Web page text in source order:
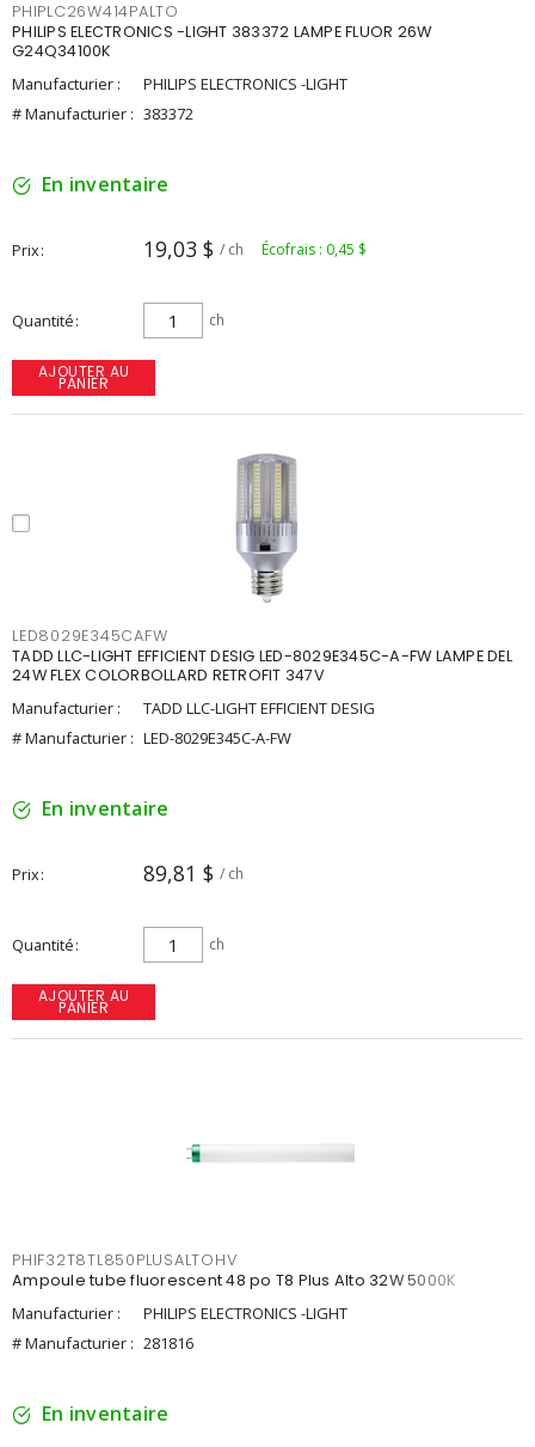
PHIPLC26W414PALTO
PHILIPS ELECTRONICS -LIGHT 383372 LAMPE FLUOR 26W
G24Q34100K
Manufacturier :
PHILIPS ELECTRONICS -LIGHT
# Manufacturier : 383372
En inventaire
Prix 19,03 $ / ch Écofrais : 0,45 $
Quantité ch
AJOUTER AU
PANIER
LED8029E345CAFW
TADD LLC-LIGHT EFFICIENT DESIG LED-8029E345C-A-FW LAMPE DEL
24W FLEX COLORBOLLARD RETROFIT 347V
Manufacturier :
TADD LLC-LIGHT EFFICIENT DESIG
# Manufacturier : LED-8029E345C-A-FW
En inventaire
Prix 89,81 $ / ch
Quantité ch
AJOUTER AU
PANIER
PHIF32T8TL850PLUSALTOHV
Ampoule tube fluorescent 48 po T8 Plus Alto 32W 5000K
Manufacturier :
PHILIPS ELECTRONICS -LIGHT
# Manufacturier : 281816
En inventaire